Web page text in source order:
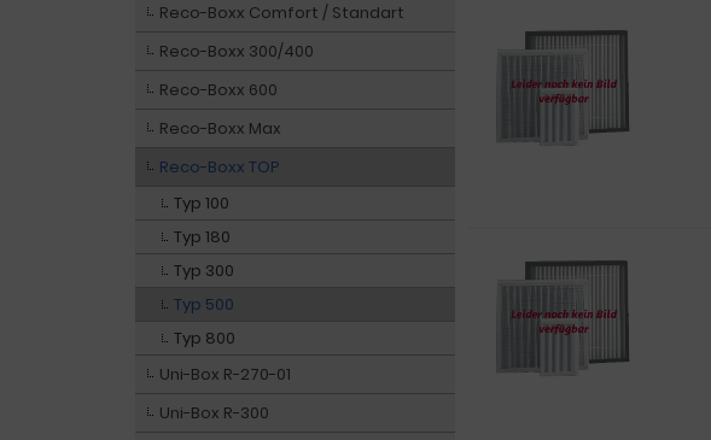
Reco-Boxx Comfort / Standart
Reco-Boxx 300/400
Reco-Boxx 600
Reco-Boxx Max
Reco-Boxx TOP
Typ 100
Typ 180
Typ 300
Typ 500
Typ 800
Uni-Box R-270-01
Uni-Box R-300